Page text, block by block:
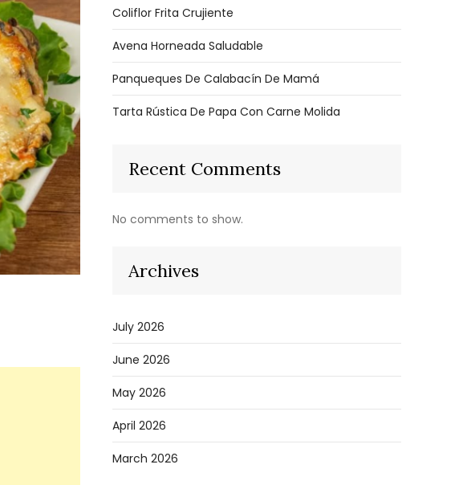
Coliflor Frita Crujiente
Avena Horneada Saludable
Panqueques De Calabacín De Mamá
Tarta Rústica De Papa Con Carne Molida
Recent Comments
No comments to show.
Archives
July 2026
June 2026
May 2026
April 2026
March 2026